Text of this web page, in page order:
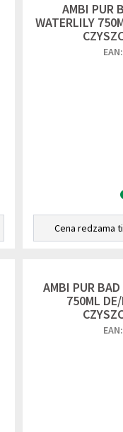
AMBI PUR
WATERLILY
Cena redzama
AMBI PUR
750ML